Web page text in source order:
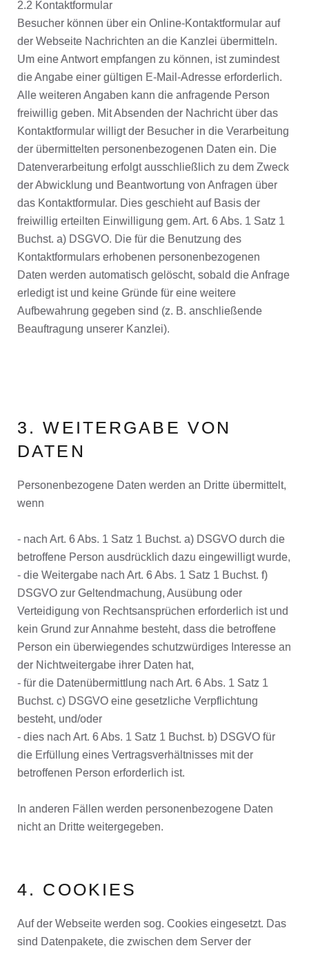
2.2 Kontaktformular
Besucher können über ein Online-Kontaktformular auf
der Webseite Nachrichten an die Kanzlei übermitteln.
Um eine Antwort empfangen zu können, ist zumindest
die Angabe einer gültigen E-Mail-Adresse erforderlich.
Alle weiteren Angaben kann die anfragende Person
freiwillig geben. Mit Absenden der Nachricht über das
Kontaktformular willigt der Besucher in die Verarbeitung
der übermittelten personenbezogenen Daten ein. Die
Datenverarbeitung erfolgt ausschließlich zu dem Zweck
der Abwicklung und Beantwortung von Anfragen über
das Kontaktformular. Dies geschieht auf Basis der
freiwillig erteilten Einwilligung gem. Art. 6 Abs. 1 Satz 1
Buchst. a) DSGVO. Die für die Benutzung des
Kontaktformulars erhobenen personenbezogenen
Daten werden automatisch gelöscht, sobald die Anfrage
erledigt ist und keine Gründe für eine weitere
Aufbewahrung gegeben sind (z. B. anschließende
Beauftragung unserer Kanzlei).
3. WEITERGABE VON
DATEN
Personenbezogene Daten werden an Dritte übermittelt,
wenn
- nach Art. 6 Abs. 1 Satz 1 Buchst. a) DSGVO durch die
betroffene Person ausdrücklich dazu eingewilligt wurde,
- die Weitergabe nach Art. 6 Abs. 1 Satz 1 Buchst. f)
DSGVO zur Geltendmachung, Ausübung oder
Verteidigung von Rechtsansprüchen erforderlich ist und
kein Grund zur Annahme besteht, dass die betroffene
Person ein überwiegendes schutzwürdiges Interesse an
der Nichtweitergabe ihrer Daten hat,
- für die Datenübermittlung nach Art. 6 Abs. 1 Satz 1
Buchst. c) DSGVO eine gesetzliche Verpflichtung
besteht, und/oder
- dies nach Art. 6 Abs. 1 Satz 1 Buchst. b) DSGVO für
die Erfüllung eines Vertragsverhältnisses mit der
betroffenen Person erforderlich ist.
In anderen Fällen werden personenbezogene Daten
nicht an Dritte weitergegeben.
4. COOKIES
Auf der Webseite werden sog. Cookies eingesetzt. Das
sind Datenpakete, die zwischen dem Server der